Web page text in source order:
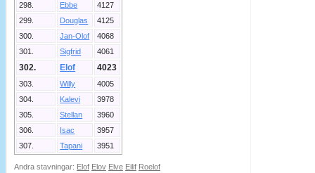
298.
Ebbe
4127
299.
Douglas
4125
300.
Jan-Olof
4068
301.
Sigfrid 4061
302. Elof 4023
303. Willy
4005
304.
Kalevi
3978
305.
Stellan
3960
306.
Isac
3957
307.
Tapani 3951
Andra stavningar: Elof Elov Elve Eilif Roelof